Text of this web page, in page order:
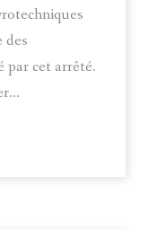
des
par cet arrêté.